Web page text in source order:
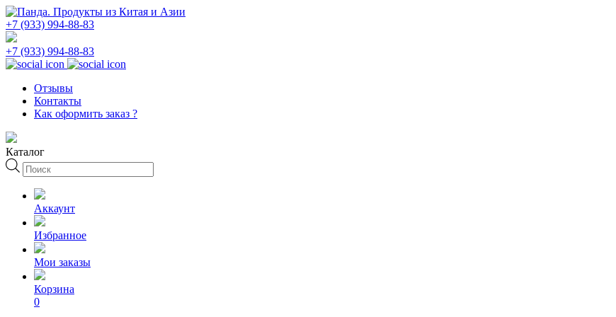
+7 (933) 994-88-83
+7 (933) 994-88-83
Отзывы
Контакты
Как оформить заказ ?
Каталог
Поиск
товаров
Аккаунт
Избранное
Мои заказы
Корзина
0